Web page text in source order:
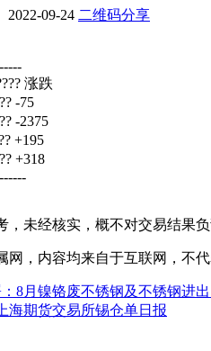
2022-09-24 二维码分享
涨跌
-75
-2375
+195
+318
，未经核实，概不对交易结果
网，内容均来自于互联网，不
8月镍铬废不锈钢及不锈钢进
海期货交易所锡仓单日报